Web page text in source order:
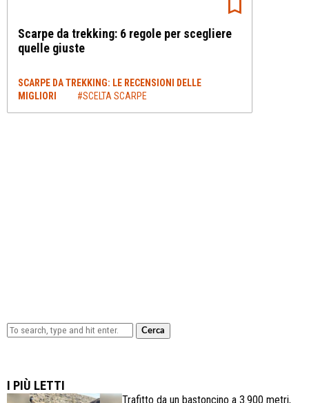
Scarpe da trekking: 6 regole per scegliere
quelle giuste
SCARPE DA TREKKING: LE RECENSIONI DELLE
MIGLIORI
#SCELTA SCARPE
Cerca
I PIÙ LETTI
Trafitto da un bastoncino a 3.900 metri,